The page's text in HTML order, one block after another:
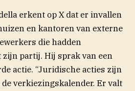
erkent op X dat er invallen
en kantoren van externe
die hadden
zijn partij. Hij sprak van een
actie. “Juridische acties zijn
verkiezingskalender. Er valt